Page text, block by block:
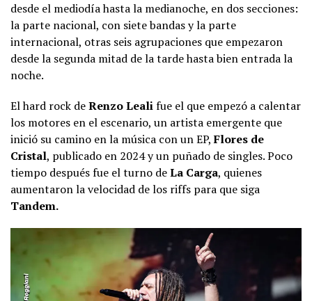
desde el mediodía hasta la medianoche, en dos secciones:
la parte nacional, con siete bandas y la parte
internacional, otras seis agrupaciones que empezaron
desde la segunda mitad de la tarde hasta bien entrada la
noche.
El hard rock deRenzo Lealifue el que empezó a calentar
los motores en el escenario, un artista emergente que
inició su camino en la música con un EP,Flores de
Cristal, publicado en 2024 y un puñado de singles. Poco
tiempo después fue el turno deLa Carga, quienes
aumentaron la velocidad de los riffs para que siga
Tandem.